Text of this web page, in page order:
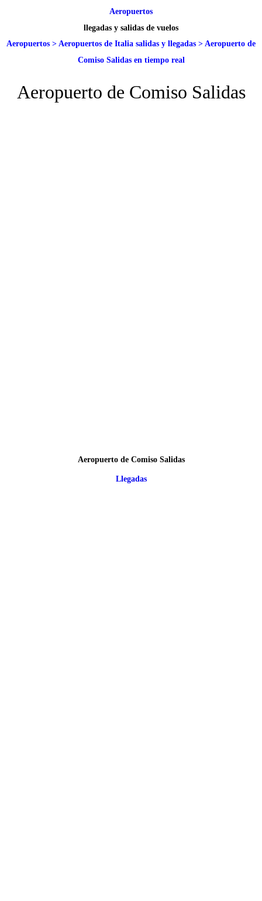
Aeropuertos
llegadas y salidas de vuelos
Aeropuertos > Aeropuertos de Italia salidas y llegadas > Aeropuerto de
Comiso Salidas en tiempo real
Aeropuerto de Comiso Salidas
Aeropuerto de Comiso Salidas
Llegadas